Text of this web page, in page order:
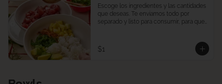
Escoge los ingredientes y las cantidades
que deseas. Te enviamos todo por
separado y listo para consumir, para que
Ideal para compartir, eventos o
reuniones.
$1